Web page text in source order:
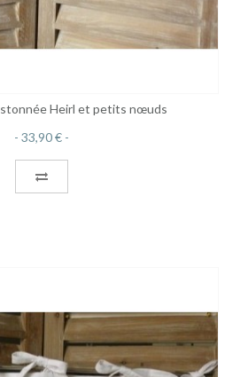
Heirl et petits nœuds
33,90 €